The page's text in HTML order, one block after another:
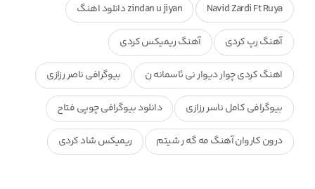
Navid Zardi Ft Ruya zindan u jiyan دانلود اهنگ
آهنگ رپ کردی آهنگ ریمیکس کردی
اهنگ کردی چوار دیوار نی ئاسمانه ن بیوگرافی ناصر رزازی
بیوگرافی کامل ناسر رزازی دانلود بیوگرافی چوپی فتاح
درون کاروان آهنگ مه گه ر شیتم ریمیکس شاد کردی